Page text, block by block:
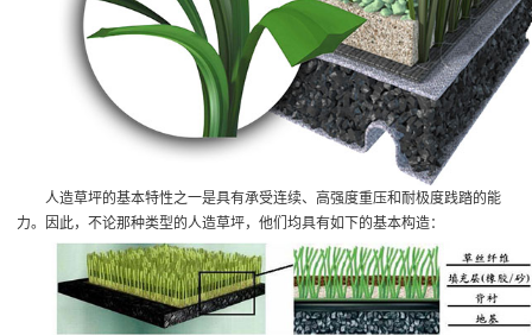
人造草坪的基本特性之一是具有承受连续、高强度重压和耐极度践踏的能
力。因此，不论那种类型的人造草坪，他们均具有如下的基本构造：